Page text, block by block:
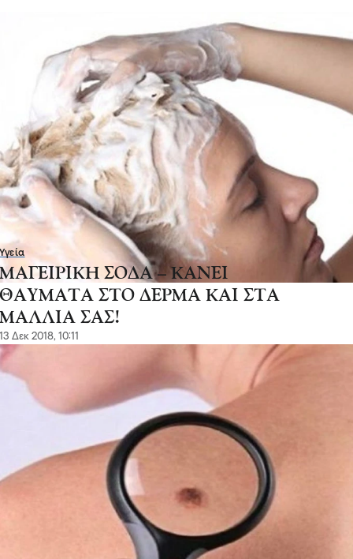
Υγεία
ΜΑΓΕΙΡΙΚΗ ΣΟΔΑ – ΚΑΝΕΙ
ΘΑΥΜΑΤΑ ΣΤΟ ΔΕΡΜΑ ΚΑΙ ΣΤΑ
ΜΑΛΛΙΑ ΣΑΣ!
13 Δεκ 2018, 10:11